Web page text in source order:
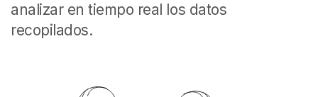
analizar en tiempo real los datos
recopilados.